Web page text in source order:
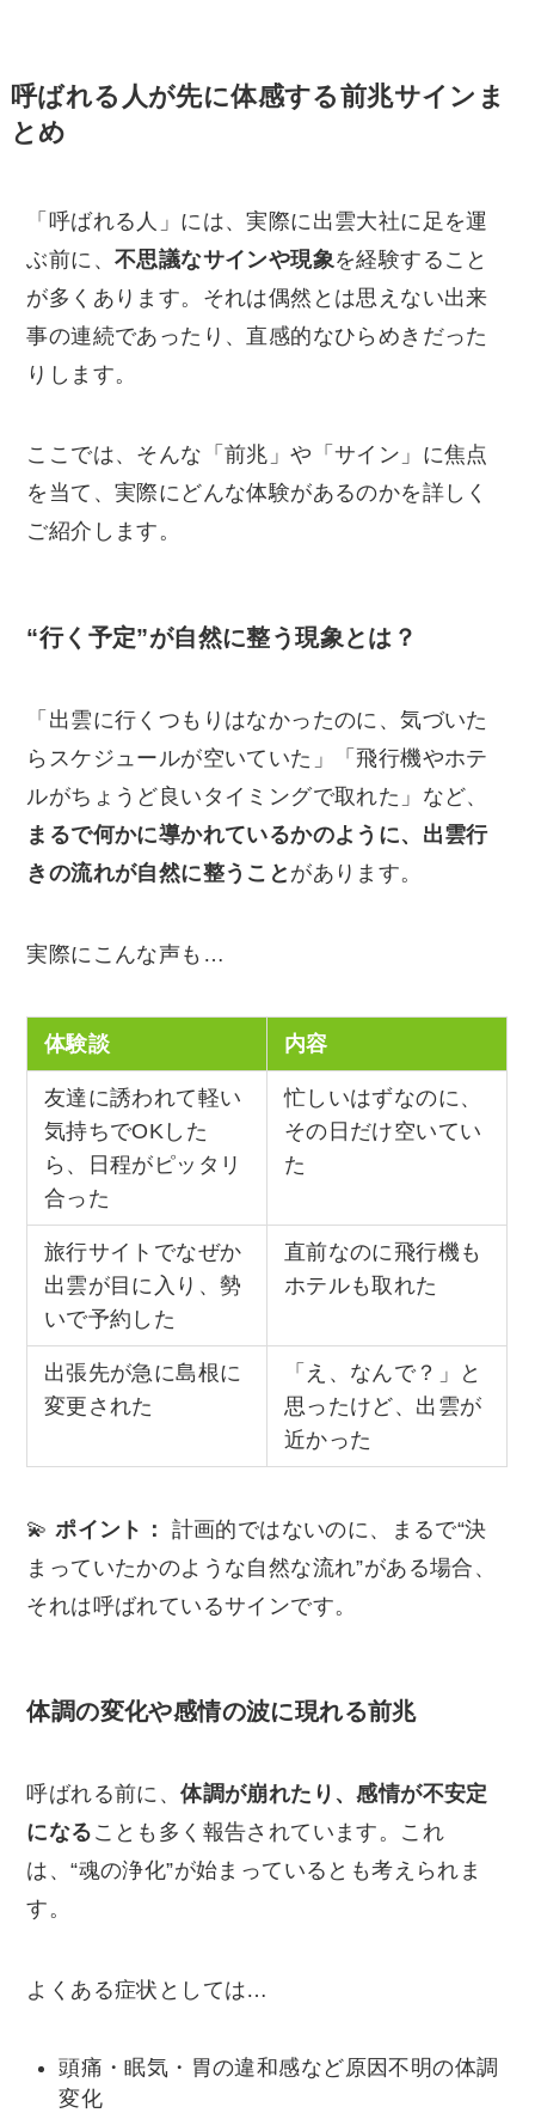
呼ばれる人が先に体感する前兆サインま
とめ
「呼ばれる人」には、実際に出雲大社に足を運
ぶ前に、不思議なサインや現象 を経験すること
が多くあります。それは偶然とは思えない出来
事の連続であったり、直感的なひらめきだった
りします。
ここでは、そんな「前兆」や「サイン」に焦点
を当て、実際にどんな体験があるのかを詳しく
ご紹介します。
“行く予定”が自然に整う現象とは？
「出雲に行くつもりはなかったのに、気づいた
らスケジュールが空いていた」「飛行機やホテ
ルがちょうど良いタイミングで取れた」など、
まるで何かに導かれているかのように、出雲行
きの流れが自然に整うこと があります。
実際にこんな声も…
体験談 内容
友達に誘われて軽い
気持ちでOKした
ら、日程がピッタリ
合った
忙しいはずなのに、
その日だけ空いてい
た
旅行サイトでなぜか
出雲が目に入り、勢
いで予約した
直前なのに飛行機も
ホテルも取れた
出張先が急に島根に
変更された
「え、なんで？」と
思ったけど、出雲が
近かった
💫ポイント：
計画的ではないのに、まるで“決
まっていたかのような自然な流れ”がある場合、
それは呼ばれているサインです。
体調の変化や感情の波に現れる前兆
呼ばれる前に、体調が崩れたり、感情が不安定
になる ことも多く報告されています。これ
は、“魂の浄化”が始まっているとも考えられま
す。
よくある症状としては…
頭痛・眠気・胃の違和感など原因不明の体調
変化